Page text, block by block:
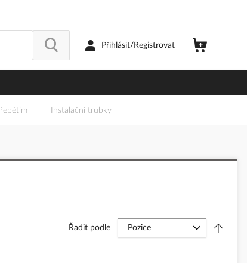
Přihlásit/Registrovat
Instalační trubky
Řadit podle